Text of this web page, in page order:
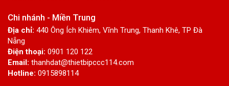
Chi nhánh - Miền Trung
Địa chỉ: 440 Ông Ích Khiêm, Vĩnh Trung, Thanh Khê, TP Đà
Nẵng
Điện thoại: 0901 120 122
Email: thanhdat@thietbipccc114.com
Hotline: 0915898114